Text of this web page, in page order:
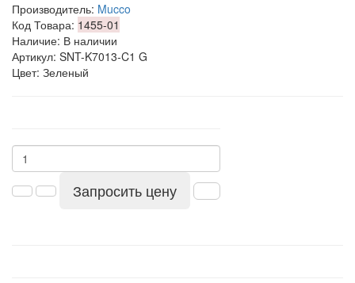
Производитель: Mucco
Код Товара: 1455-01
Наличие: В наличии
Артикул: SNT-K7013-C1 G
Цвет: Зеленый
Запросить цену